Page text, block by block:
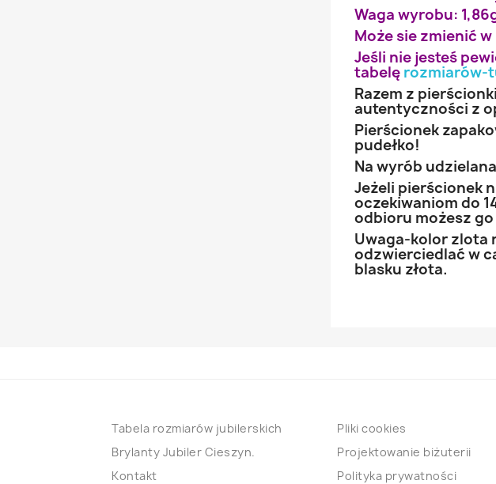
Waga wyrobu:
Może sie zmienić
Jeśli nie jesteś
tabelę rozmiarów-
Razem z
autentyczności z
Pierścionek
pudełko!
Na wyrób
Jeżeli pierścionek
oczekiwaniom do
odbioru możesz
Uwaga-kolor zlota
odzwierciedlać w
blasku złota.
Tabela rozmiarów jubilerskich
Brylanty Jubiler Cieszyn.
Kontakt
Pliki cookies
Projektowanie biżuterii
Polityka prywatności